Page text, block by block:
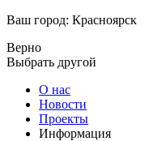
Ваш город: Красноярск
Верно
Выбрать другой
О нас
Новости
Проекты
Информация